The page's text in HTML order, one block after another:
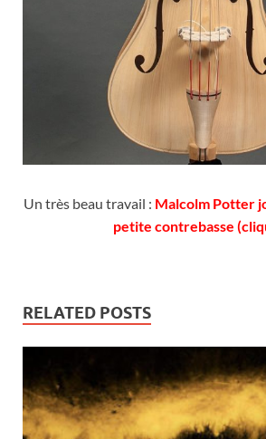
Un très beau travail : Malcolm Potter
petite contrebasse
RELATED POSTS